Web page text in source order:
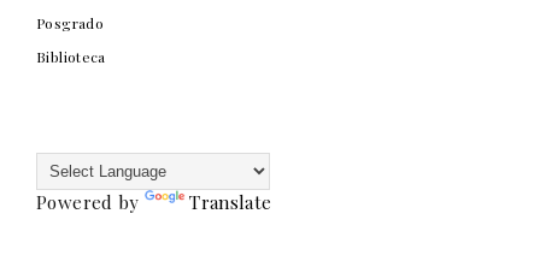
Posgrado
Biblioteca
Powered by Translate